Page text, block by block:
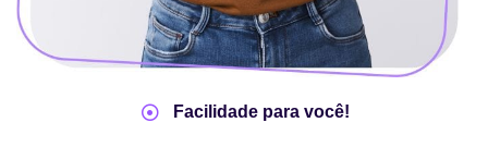
Facilidade para você!